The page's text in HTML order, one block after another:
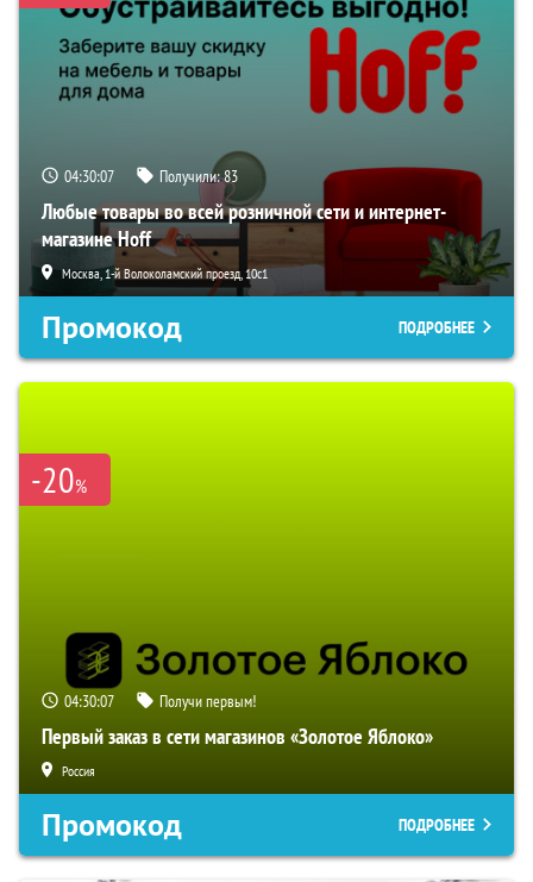
04:30:06 Получили:83
Любые товары во всей розничной сети и интернет-
магазине Hoff
Москва, 1-й Волоколамский проезд, 10с1
Промокод ПОДРОБНЕЕ
-20%
04:30:06 Получи первым!
Первый заказ в сети магазинов «Золотое Яблоко»
Россия
Промокод ПОДРОБНЕЕ